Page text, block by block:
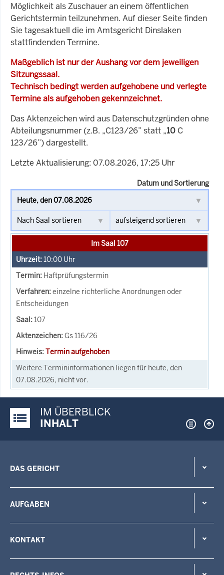
Möglichkeit als Zuschauer an einem öffentlichen
Gerichtstermin teilzunehmen. Auf dieser Seite finden
Sie tagesaktuell die im Amtsgericht Dinslaken
stattfindenden Termine.
Maßgeblich ist nur der Aushang vor dem jeweiligen
Sitzungssaal.
Technisch bedingt werden aufgehobene und verlegte
Termine als aufgehoben gekennzeichnet.
Das Aktenzeichen wird aus Datenschutzgründen ohne
Abteilungsnummer (z.B. „C123/26” statt „10 C
123/26”) dargestellt.
Letzte Aktualisierung: 07.08.2026, 17:25 Uhr
Datum und Sortierung
Im Saal 107
10:00 Uhr
Haftprüfungstermin
einzelne richterliche Anordnungen oder
Entscheidungen
107
Gs 116/26
Termin aufgehoben
Weitere Termininformationen liegen für heute, den
07.08.2026, nicht vor.
Justiz-Portal im Überblick:
IM ÜBERBLICK
INHALT
DAS GERICHT
AUFGABEN
KONTAKT